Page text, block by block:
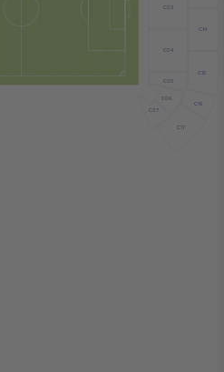
C07
C17
C06
C05
C04
C03
C16
C15
C14